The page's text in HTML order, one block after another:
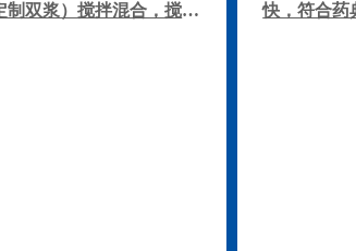
制双浆）搅拌混合，搅抖
快，符合药